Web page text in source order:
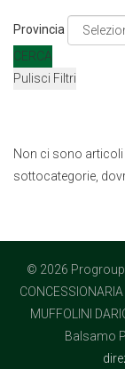
Provincia
CERCA
Pulisci Filtri
Non ci sono articoli
sottocategorie,
© 2026
MUFFOLINI
Balsamo